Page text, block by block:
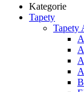
Kategorie
Tapety
Tapety